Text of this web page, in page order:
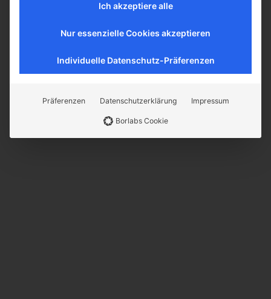
Ich akzeptiere alle
Nur essenzielle Cookies akzeptieren
Individuelle Datenschutz-Präferenzen
Präferenzen Datenschutzerklärung Impressum
Borlabs Cookie